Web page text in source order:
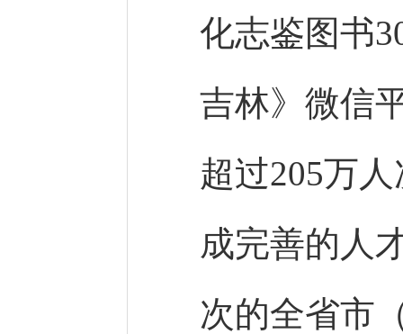
化志鉴图书
吉林》微信
超过205万
成完善的人
次的全省市